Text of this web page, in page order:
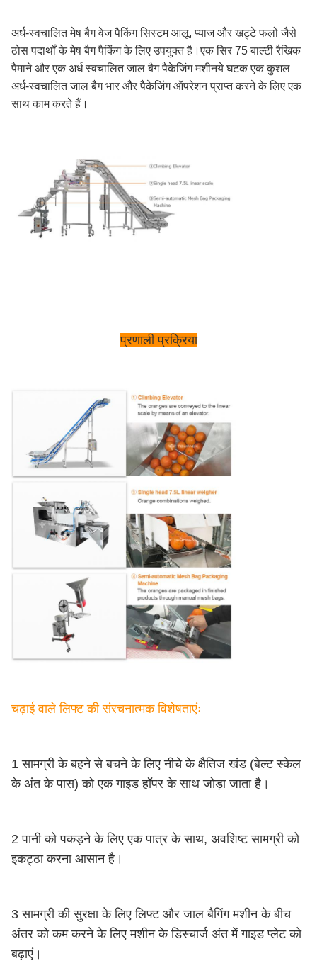
अर्ध-स्वचालित मेष बैग वेज पैकिंग सिस्टम आलू, प्याज और खट्टे फलों जैसे
ठोस पदार्थों के मेष बैग पैकिंग के लिए उपयुक्त है।एक सिर 75 बाल्टी रैखिक
पैमाने और एक अर्ध स्वचालित जाल बैग पैकेजिंग मशीनये घटक एक कुशल
अर्ध-स्वचालित जाल बैग भार और पैकेजिंग ऑपरेशन प्राप्त करने के लिए एक
साथ काम करते हैं।
प्रणाली प्रक्रिया
चढ़ाई वाले लिफ्ट की संरचनात्मक विशेषताएंः
1 सामग्री के बहने से बचने के लिए नीचे के क्षैतिज खंड (बेल्ट स्केल
के अंत के पास) को एक गाइड हॉपर के साथ जोड़ा जाता है।
2 पानी को पकड़ने के लिए एक पात्र के साथ, अवशिष्ट सामग्री को
इकट्ठा करना आसान है।
3 सामग्री की सुरक्षा के लिए लिफ्ट और जाल बैगिंग मशीन के बीच
अंतर को कम करने के लिए मशीन के डिस्चार्ज अंत में गाइड प्लेट को
बढ़ाएं।